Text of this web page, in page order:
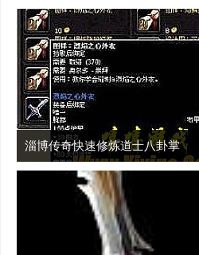
淄博传奇快速修炼道士八卦掌